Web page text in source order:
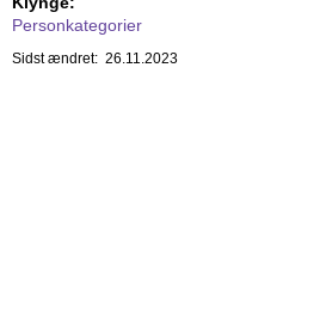
Personkategorier
Sidst ændret: 26.11.2023